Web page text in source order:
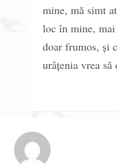
mine, mă simt
loc în mine, mai
doar frumos, și
urâțenia vrea să